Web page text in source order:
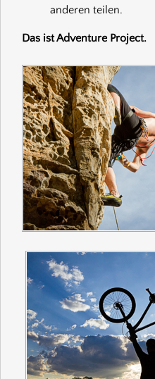
anderen teilen.
Das ist Adventure Project.